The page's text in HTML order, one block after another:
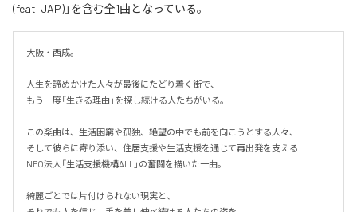
(feat. JAP)」を含む全1曲となっている。
大阪・西成。
人生を諦めかけた人々が最後にたどり着く街で、
もう一度「生きる理由」を探し続ける人たちがいる。
この楽曲は、生活困窮や孤独、絶望の中でも前を向こうとする人々、
そして彼らに寄り添い、住居支援や生活支援を通じて再出発を支える
NPO法人「生活支援機構ALL」の奮闘を描いた一曲。
綺麗ごとでは片付けられない現実と、